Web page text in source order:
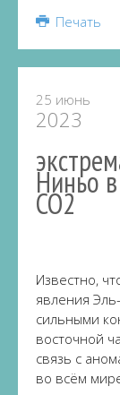
Печать
25 июнь
2023
Ниньо
CO2
Известно,
явления
сильными
восточной
связь с
во всём